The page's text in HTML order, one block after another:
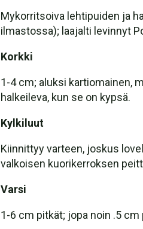
Mykorritsoiva lehtipuiden ja
ilmastossa); laajalti levinnyt
Korkki
1-4 cm; aluksi kartiomainen,
halkeileva, kun se on kypsä.
Kylkiluut
Kiinnittyy varteen, joskus
valkoisen kuorikerroksen
Varsi
1-6 cm pitkät; jopa noin .5